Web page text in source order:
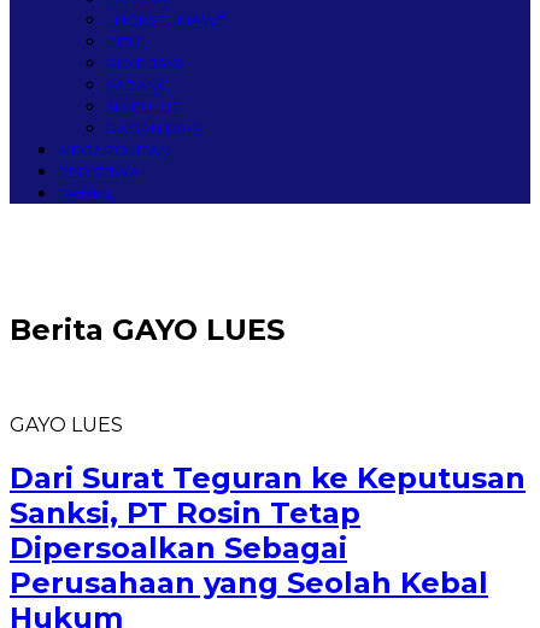
LHOKSEUMAWE
PIDIE
PIDIE JAYA
SABANG
SIMEULUE
NAGAN RAYA
MEGAPOLITAN
PERISTIWA
Redaksi
Berita GAYO LUES
GAYO LUES
Dari Surat Teguran ke Keputusan
Sanksi, PT Rosin Tetap
Dipersoalkan Sebagai
Perusahaan yang Seolah Kebal
Hukum